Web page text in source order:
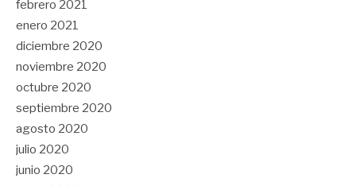
febrero 2021
enero 2021
diciembre 2020
noviembre 2020
octubre 2020
septiembre 2020
agosto 2020
julio 2020
junio 2020